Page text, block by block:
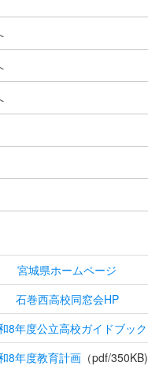
宮城県ホームページ
石巻西高校同窓会HP
8年度公立高校ガイドブック
8年度教育計画（pdf/350KB)